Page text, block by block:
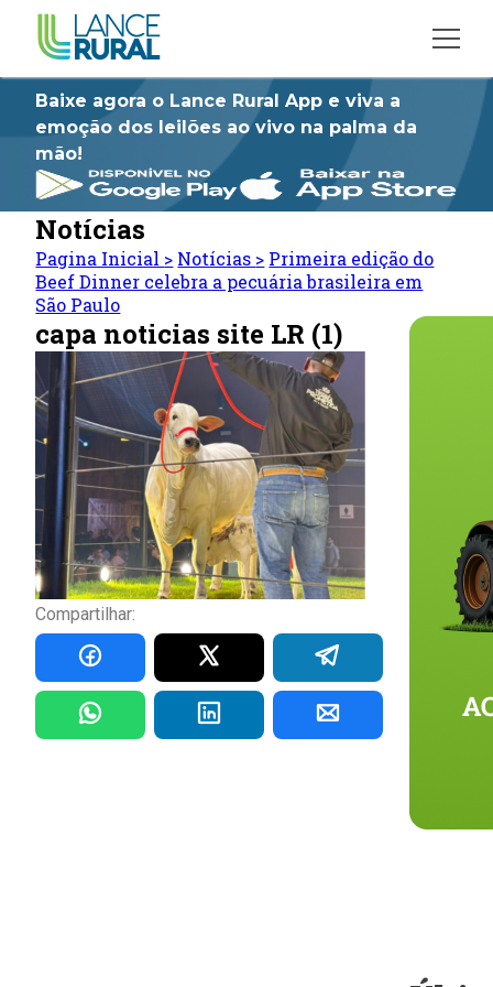
Baixe agora o Lance Rural App e viva a
emoção dos leilões ao vivo na palma da
mão!
Notícias
Pagina Inicial > Notícias > Primeira edição do
Beef Dinner celebra a pecuária brasileira em
São Paulo
capa noticias site LR (1)
Compartilhar: